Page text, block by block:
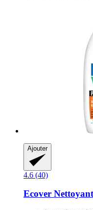
Ajouter
4.6 (40)
Ecover